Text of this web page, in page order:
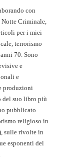
con
Criminale,
per i miei
terrorismo
70. Sono
e
e
produzioni
del suo libro più
pubblicato
religioso in
sulle rivolte in
esponenti del